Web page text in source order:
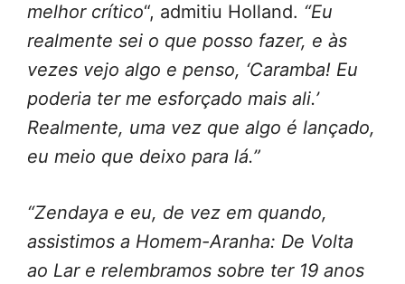
melhor crítico“, admitiu Holland. “Eu
realmente sei o que posso fazer, e às
vezes vejo algo e penso, ‘Caramba! Eu
poderia ter me esforçado mais ali.’
Realmente, uma vez que algo é lançado,
eu meio que deixo para lá.”
“Zendaya e eu, de vez em quando,
assistimos a Homem-Aranha: De Volta
ao Lar e relembramos sobre ter 19 anos